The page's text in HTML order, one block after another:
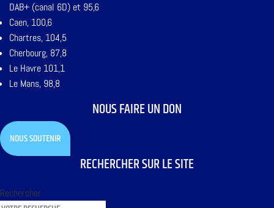
DAB+ (canal 6D) et 95,6
Caen, 100,6
Chartres, 104,5
Cherbourg, 87,8
Le Havre 101,1
Le Mans, 98,8
NOUS FAIRE UN DON
NOUS SOUTENIR
RECHERCHER SUR LE SITE
Rechercher